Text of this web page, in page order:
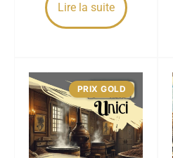
Lire la suite
PRIX GOLD